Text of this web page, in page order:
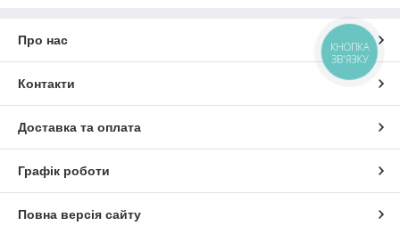
Про нас
Контакти
Доставка та оплата
Графік роботи
Повна версія сайту
КНОПКА
ЗВ'ЯЗКУ